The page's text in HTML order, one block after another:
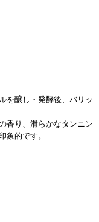
を醸し・発酵後、バリッ
香り、滑らかなタンニン
象的です。